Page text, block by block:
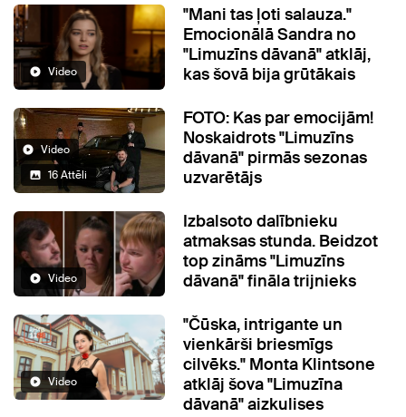
Video
"Mani tas ļoti salauza."
Emocionālā Sandra no
"Limuzīns dāvanā" atklāj,
kas šovā bija grūtākais
Video
16 Attēli
FOTO: Kas par emocijām!
Noskaidrots "Limuzīns
dāvanā" pirmās sezonas
uzvarētājs
Video
Izbalsoto dalībnieku
atmaksas stunda. Beidzot
top zināms "Limuzīns
dāvanā" fināla trijnieks
Video
"Čūska, intrigante un
vienkārši briesmīgs
cilvēks." Monta Klintsone
atklāj šova "Limuzīna
dāvanā" aizkulises